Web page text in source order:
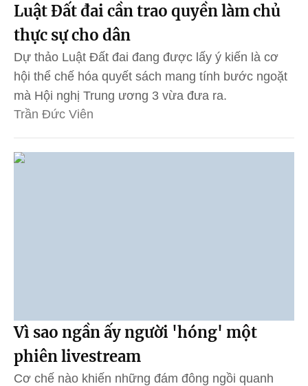
Luật Đất đai cần trao quyền làm chủ
thực sự cho dân
Dự thảo Luật Đất đai đang được lấy ý kiến là cơ
hội thể chế hóa quyết sách mang tính bước ngoặt
mà Hội nghị Trung ương 3 vừa đưa ra.
Trần Đức Viên
Vì sao ngần ấy người 'hóng' một
phiên livestream
Cơ chế nào khiến những đám đông ngồi quanh